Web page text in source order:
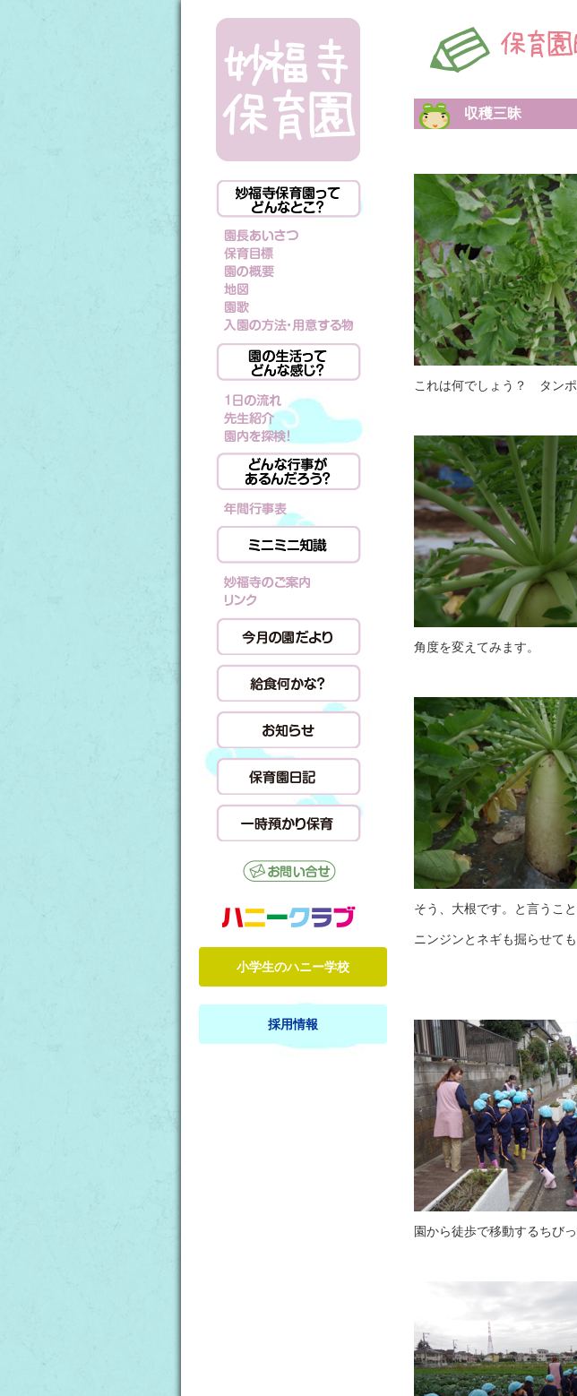
小学生のハニー学校
採用情報
収穫三昧
これは何でしょう？ タンポ
角度を変えてみます。
そう、大根です。と言うこ
ニンジンとネギも掘らせて
園から徒歩で移動するちびっ